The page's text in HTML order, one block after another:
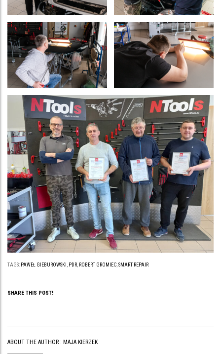
TAGS: PAWEŁ GIEBUROWSKI , PDR, ROBERT GROMIEC,SMART REPAIR
SHARE THIS POST!
ABOUT THE AUTHOR : MAJA KIERZEK